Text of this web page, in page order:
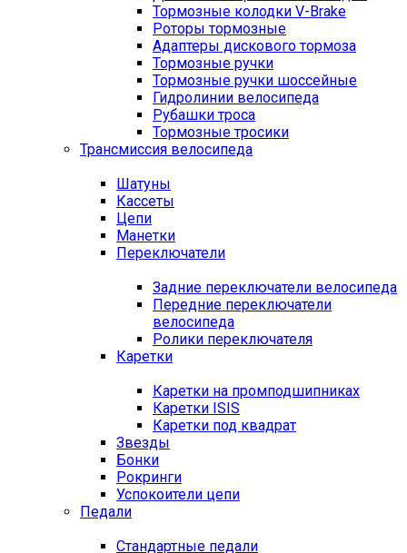
Тормозные колодки V-Brake
Роторы тормозные
Адаптеры дискового тормоза
Тормозные ручки
Тормозные ручки шоссейные
Гидролинии велосипеда
Рубашки троса
Тормозные тросики
Трансмиссия велосипеда
Шатуны
Кассеты
Цепи
Манетки
Переключатели
Задние переключатели велосипеда
Передние переключатели
велосипеда
Ролики переключателя
Каретки
Каретки на промподшипниках
Каретки ISIS
Каретки под квадрат
Звезды
Бонки
Рокринги
Успокоители цепи
Педали
Стандартные педали